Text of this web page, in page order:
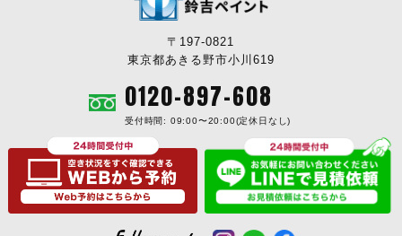
〒197-0821
東京都あきる野市小川619
0120-897-608
受付時間: 09:00〜20:00(定休日なし)